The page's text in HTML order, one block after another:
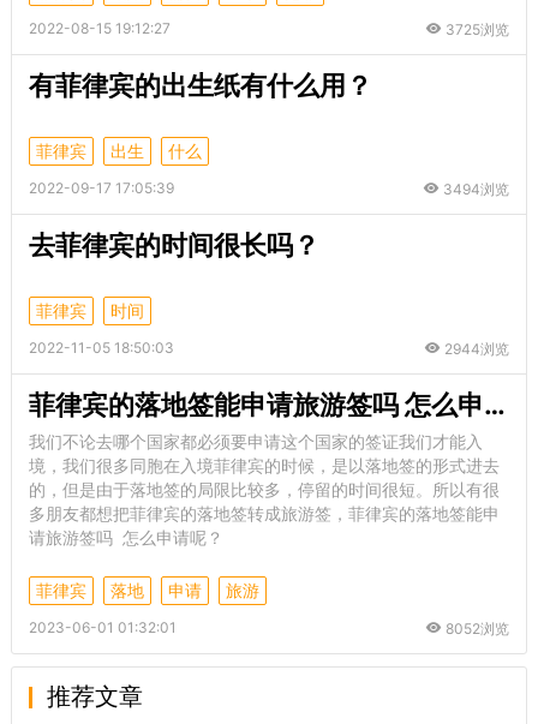
2022-08-15 19:12:27 3725浏览
有菲律宾的出生纸有什么用？
菲律宾 出生 什么
2022-09-17 17:05:39 3494浏览
去菲律宾的时间很长吗？
菲律宾 时间
2022-11-05 18:50:03 2944浏览
菲律宾的落地签能申请旅游签吗 怎么申请呢
我们不论去哪个国家都必须要申请这个国家的签证我们才能入
境，我们很多同胞在入境菲律宾的时候，是以落地签的形式进去
的，但是由于落地签的局限比较多，停留的时间很短。所以有很
多朋友都想把菲律宾的落地签转成旅游签，菲律宾的落地签能申
请旅游签吗 怎么申请呢？
菲律宾 落地 申请 旅游
2023-06-01 01:32:01 8052浏览
推荐文章